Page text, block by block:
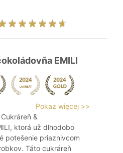
EMILI
Pokaż więcej >>
&
ktorá už dlhodobo
potešenie priaznivcom
Táto cukráreň